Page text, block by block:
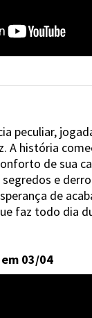
peculiar,
A história
de sua
e
de
faz todo dia
03/04